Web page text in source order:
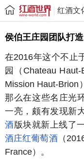
红酒文
侯伯王庄园团队打
在2016年这个不止
园（Chateau
Mission Haut-Brion
那么在这些名庄光
一亮，颇有发现新
酒版块就新上线了
酒庄红葡萄酒 （
France）。